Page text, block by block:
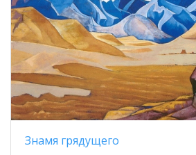
Знамя грядущего